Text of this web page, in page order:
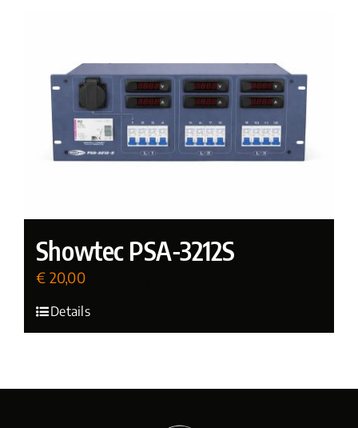
Showtec PSA-3212S
€ 20,00
Details